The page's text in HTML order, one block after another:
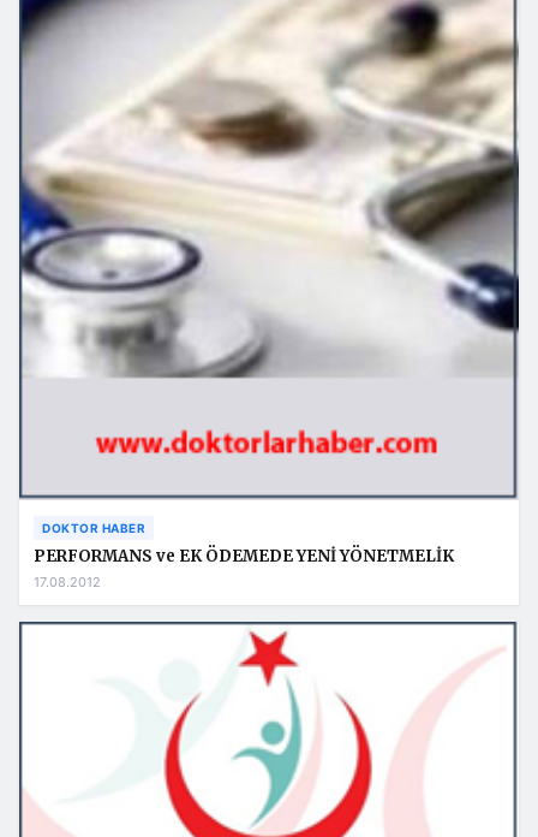
DOKTOR HABER
PERFORMANS ve EK ÖDEMEDE YENİ YÖNETMELİK
17.08.2012